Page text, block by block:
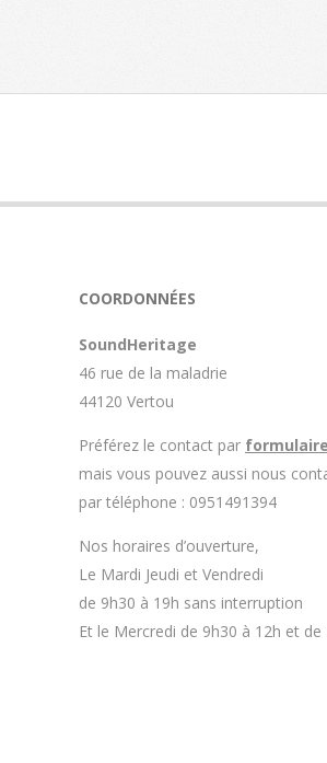
04-
COORDONNÉES
SoundHeritage
46 rue de la maladrie
44120 Vertou
Préférez le contact par formulaire
mais vous pouvez aussi nous
par téléphone : 0951491394
Nos horaires d’ouverture,
Le Mardi Jeudi et Vendredi
de 9h30 à 19h sans interruption
Et le Mercredi de 9h30 à 12h et de